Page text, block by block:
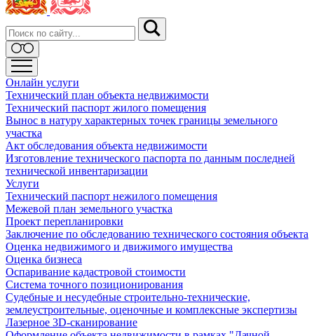
Онлайн услуги
Технический план объекта недвижимости
Технический паспорт жилого помещения
Вынос в натуру характерных точек границы земельного
участка
Акт обследования объекта недвижимости
Изготовление технического паспорта по данным последней
технической инвентаризации
Услуги
Технический паспорт нежилого помещения
Межевой план земельного участка
Проект перепланировки
Заключение по обследованию технического состояния объекта
Оценка недвижимого и движимого имущества
Оценка бизнеса
Оспаривание кадастровой стоимости
Система точного позиционирования
Судебные и несудебные строительно-технические,
землеустроительные, оценочные и комплексные экспертизы
Лазерное 3D-сканирование